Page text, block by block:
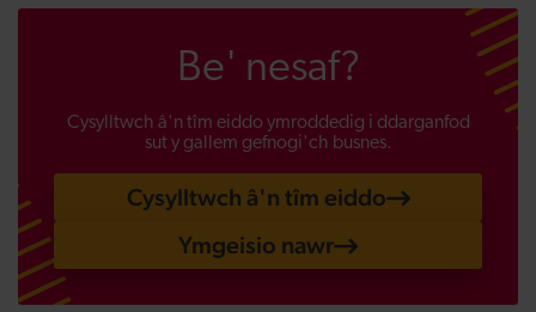
Be' nesaf?
Cysylltwch â'n tîm eiddo ymroddedig i ddarganfod
sut y gallem gefnogi'ch busnes.
Cysylltwch â'n tîm eiddo
Ymgeisio nawr